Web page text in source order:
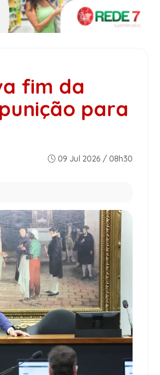
fim da
para
09 Jul 2026 / 08h30